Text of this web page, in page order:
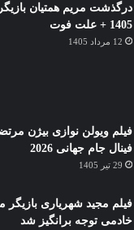
1405 + علت فوت
12 مرداد 1405
فیلم ویولن نوازی بیژن
فینال جام جهانی 2026
29 تیر 1405
فیلم مجید شهریاری
خادمی توجه برانگیز شد